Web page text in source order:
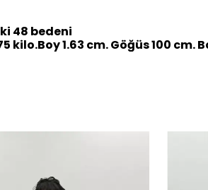
48 bedeni
kilo.Boy 1.63 cm. Göğüs 100 cm.